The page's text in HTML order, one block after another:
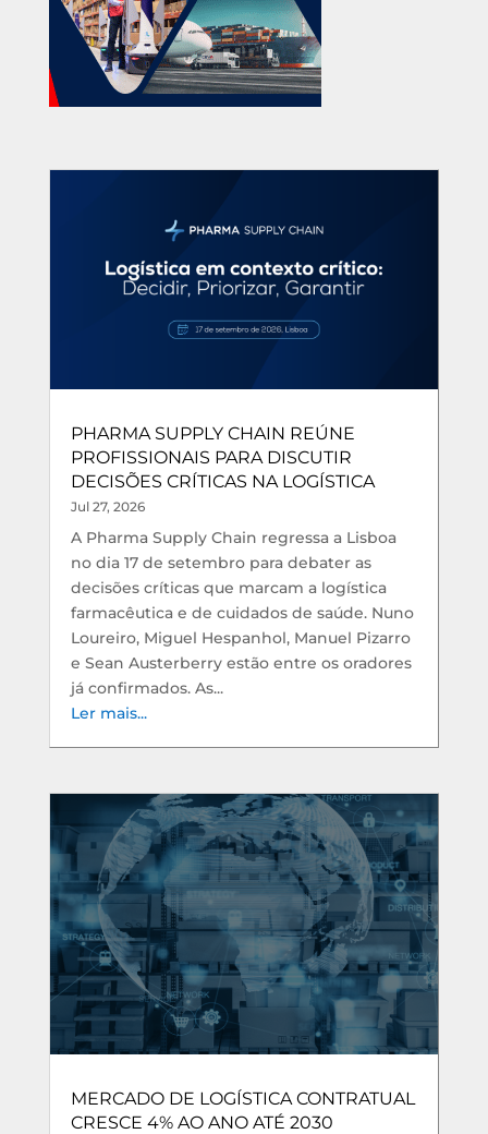
PHARMA SUPPLY CHAIN REÚNE
PROFISSIONAIS PARA DISCUTIR
DECISÕES CRÍTICAS NA LOGÍSTICA
Jul 27, 2026
A Pharma Supply Chain regressa a Lisboa
no dia 17 de setembro para debater as
decisões críticas que marcam a logística
farmacêutica e de cuidados de saúde. Nuno
Loureiro, Miguel Hespanhol, Manuel Pizarro
e Sean Austerberry estão entre os oradores
já confirmados. As...
Ler mais...
MERCADO DE LOGÍSTICA CONTRATUAL
CRESCE 4% AO ANO ATÉ 2030